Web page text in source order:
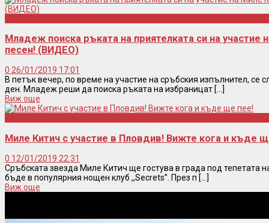
Младеж поиска ръката на приятелката си на участие
песен! (ВИДЕО)
0 26/01/2019 17:01
В петък вечер, по време на участие на сръбския изпълнител, се
ден. Младеж реши да поиска ръката на избраницат [...]
Виж още
Миле Китич с участие в Пловдив! Вижте кога и къде
0 12/01/2019 22:31
Сръбската звезда Миле Китич ще гостува в града под тепетата
бъде в популярния нощен клуб ,,Secrets”. През п [...]
Виж още